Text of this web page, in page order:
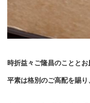
時折益々ご隆昌のこととお
平素は格別のご高配を賜り